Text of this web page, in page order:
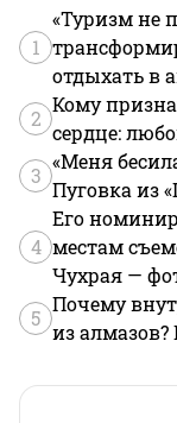
1
«Туризм не
отдыхать в
2
Кому
сердце:
3
«Меня
Пуговка из
4
Его
местам
Чухрая —
5
Почему
из